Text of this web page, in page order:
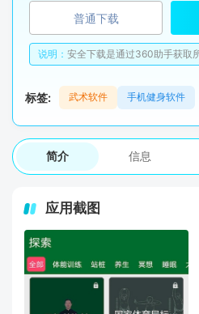
普通下载
说明： 安全下载是通过360助手获取
标签: 武术软件 手机健身软件
简介 信息
应用截图